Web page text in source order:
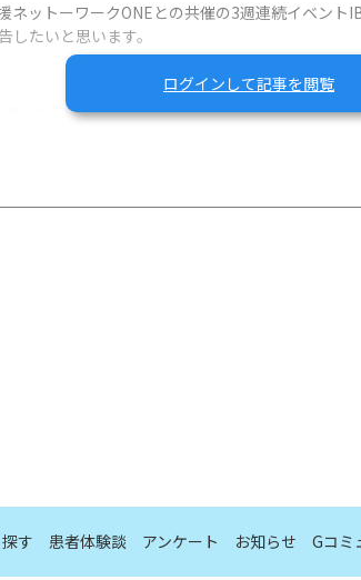
ネットーワークONEとの共催の3週連続イベン
たいと思います。
した仕事とは？」は今週土曜日16時開催です。
時点で18名の方にご登録いただき、第1回目の
ログインして記事を閲覧
す 患者体験談 アンケート お知らせ Gコミ